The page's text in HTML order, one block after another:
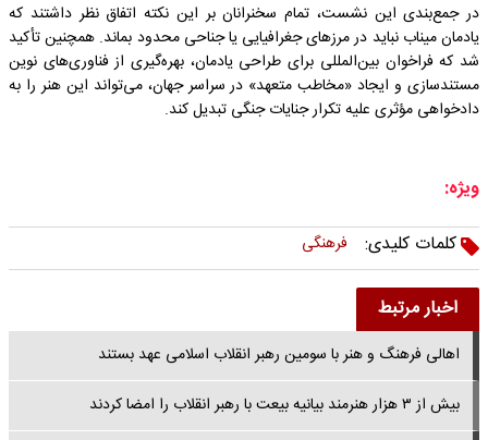
در جمع‌بندی این نشست، تمام سخنرانان بر این نکته اتفاق نظر داشتند که
یادمان میناب نباید در مرزهای جغرافیایی یا جناحی محدود بماند. همچنین تأکید
شد که فراخوان بین‌المللی برای طراحی یادمان، بهره‌گیری از فناوری‌های نوین
مستندسازی و ایجاد «مخاطب متعهد» در سراسر جهان، می‌تواند این هنر را به
دادخواهی مؤثری علیه تکرار جنایات جنگی تبدیل کند.
ویژه:
کلمات کلیدی:
فرهنگی
اخبار مرتبط
اهالی فرهنگ و هنر با سومین رهبر انقلاب اسلامی عهد بستند
بیش از ۳ هزار هنرمند بیانیه بیعت با رهبر انقلاب را امضا کردند